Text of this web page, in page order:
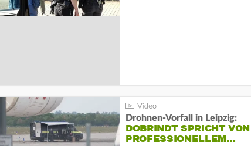
Drohnen-Vorfall in Leipzig:
DOBRINDT SPRICHT VON
PROFESSIONELLEM…